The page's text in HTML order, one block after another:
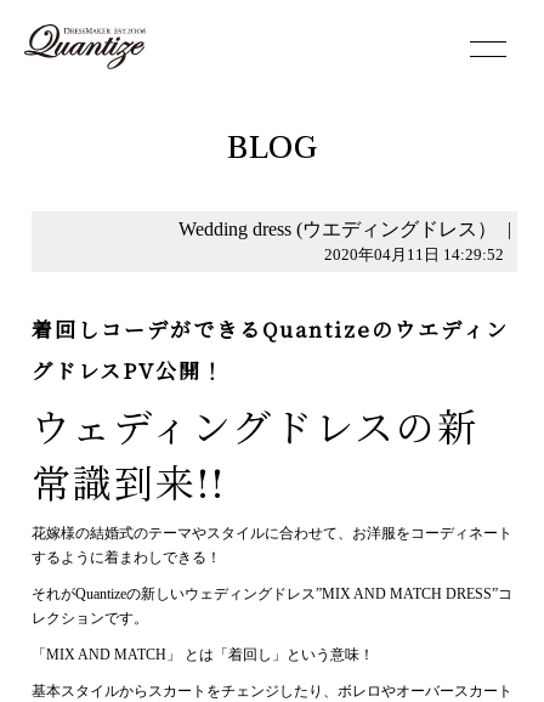
BLOG
Wedding dress (ウエディングドレス） |
2020年04月11日 14:29:52
着回しコーデができるQuantizeのウエディン
グドレスPV公開！
ウェディングドレスの新
常識到来!!
花嫁様の結婚式のテーマやスタイルに合わせて、お洋服をコーディネート
するように着まわしできる！
それがQuantizeの新しいウェディングドレス”MIX AND MATCH DRESS”コ
レクションです。
「MIX AND MATCH」 とは「着回し」という意味！
基本スタイルからスカートをチェンジしたり、ボレロやオーバースカート